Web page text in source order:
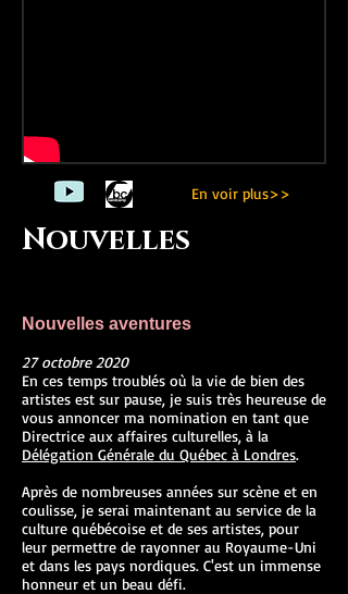
En voir plus>>
Nouvelles
Nouvelles aventures
27 octobre 2020
En ces temps troublés où la vie de bien des
artistes est sur pause, je suis très heureuse de
vous annoncer ma nomination en tant que
Directrice aux affaires culturelles, à la
Délégation Générale du Québec à Londres.
Après de nombreuses années sur scène et en
coulisse, je serai maintenant au service de la
culture québécoise et de ses artistes, pour
leur permettre de rayonner au Royaume-Uni
et dans les pays nordiques. C'est un immense
honneur et un beau défi.